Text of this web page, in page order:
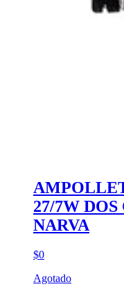
27/7W
NARVA
$0
Agotado